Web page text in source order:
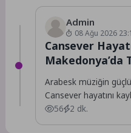
Admin
08 Ağu 2026
Cansever
Makedonya’da
Arabesk müziğin
Cansever hayatını
56
2 dk.